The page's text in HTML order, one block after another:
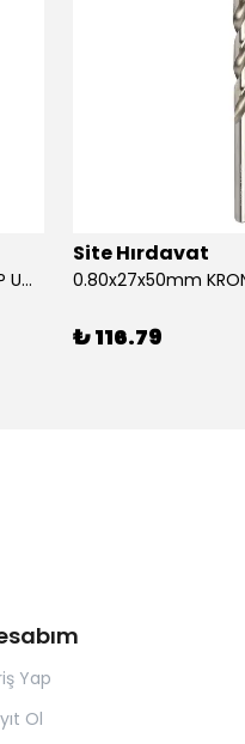
0.30mm DIN338 DRILLCRAFT MATKAP UCU HSS 10 Adet
Site Hırdavat
₺ 116.79
Yap
Ol